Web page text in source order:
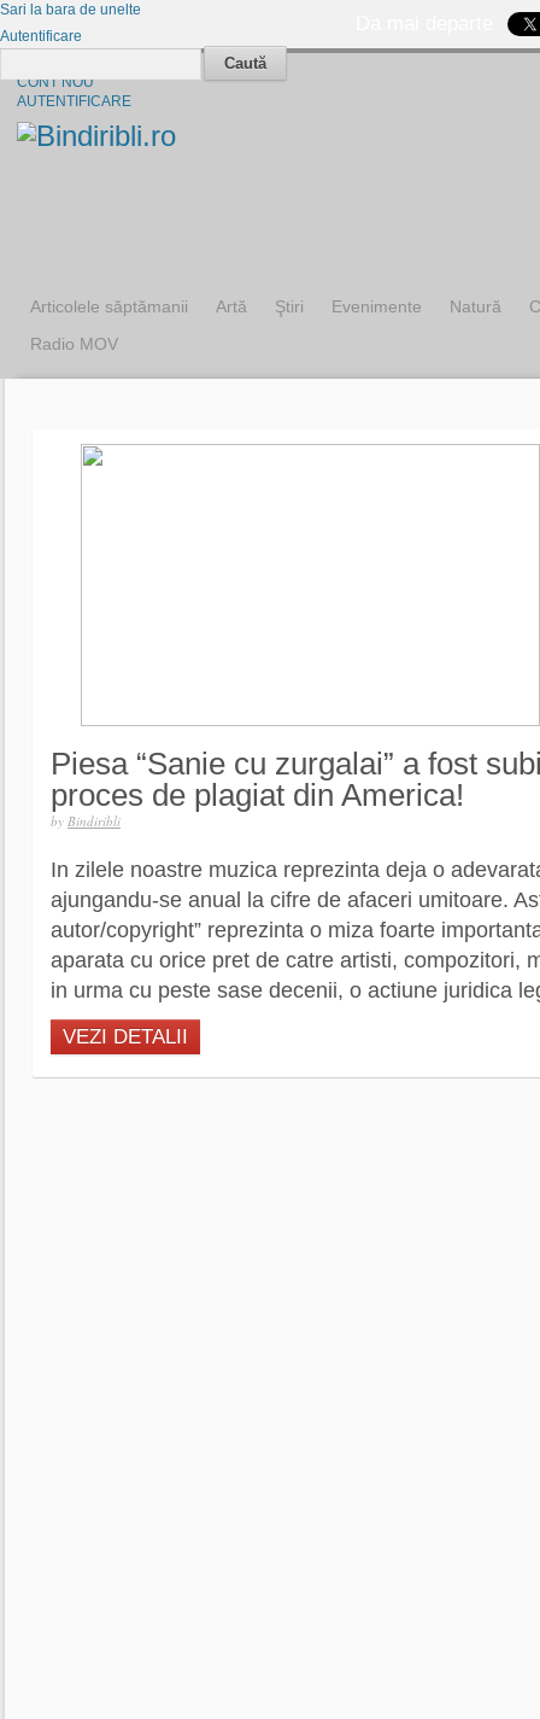
CONT NOU
AUTENTIFICARE
Articolele săptămanii Artă Ştiri Evenimente Natură
Radio MOV
Piesa “Sanie cu zurgalai” a fost
proces de plagiat din America!
by Bindiribli
In zilele noastre muzica reprezinta deja o
ajungandu-se anual la cifre de afaceri umitoare.
autor/copyright” reprezinta o miza foarte
aparata cu orice pret de catre artisti, compozitori,
in urma cu peste sase decenii, o actiune juridica
VEZI DETALII
Sari la bara de unelte
Autentificare
Caută